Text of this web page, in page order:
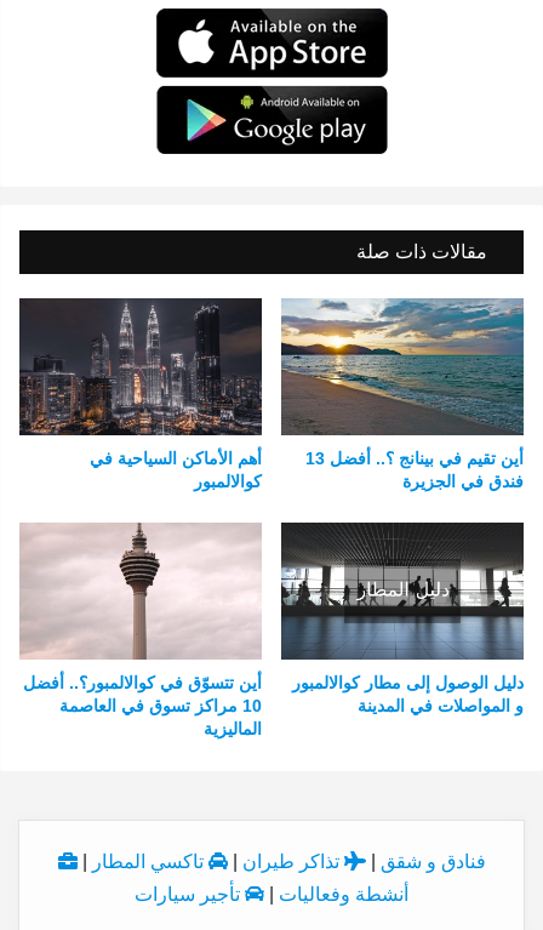
مقالات ذات صلة
أهم الأماكن السياحية في
كوالالمبور
أين تقيم في بينانج ؟.. أفضل 13
فندق في الجزيرة
أين تتسوّق في كوالالمبور؟.. أفضل
10 مراكز تسوق في العاصمة
الماليزية
دليل الوصول إلى مطار كوالالمبور
و المواصلات في المدينة
فنادق و شقق | تذاكر طيران | تاكسي المطار
|
أنشطة وفعاليات
تأجير سيارات